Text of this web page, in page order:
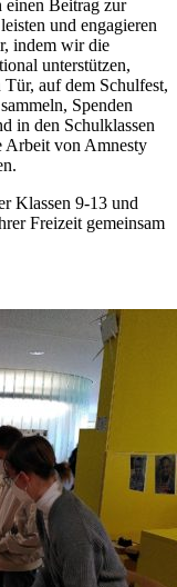
einen Beitrag zur
und engagieren
indem wir die
unterstützen,
auf dem Schulfest,
Spenden
in den Schulklassen
Arbeit von Amnesty
Klassen 9-13 und
Freizeit gemeinsam